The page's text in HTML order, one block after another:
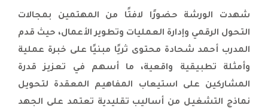
انطلاق برنامج البروتوكول الإداري
والاتصالات الاستراتيجية في عصر التحول
الرقمي لتعزيز كفاءة القيادات التنفيذية
لشركة التيسير العربية للتمويل |
ورشة الاستدامة والابتكار المؤسسي
تختتم أعمالها بنجاح وتؤكد دور الجهود في
تمكين المؤسسات |
شهدت الورشة حضورًا لافتًا من المهتمين بمجالات
التحول الرقمي وإدارة العمليات وتطوير الأعمال، حيث قدم
المدرب أحمد شحادة محتوى ثريًا مبنيًا على خبرة عملية
وأمثلة تطبيقية واقعية، ما أسهم في تعزيز قدرة
المشاركين على استيعاب المفاهيم المعقدة لتحويل
نماذج التشغيل من أساليب تقليدية تعتمد على الجهد